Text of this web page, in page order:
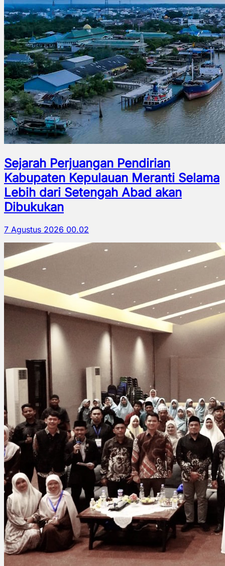
Sejarah Perjuangan Pendirian
Kabupaten Kepulauan Meranti Selama
Lebih dari Setengah Abad akan
Dibukukan
7 Agustus 2026 00.02